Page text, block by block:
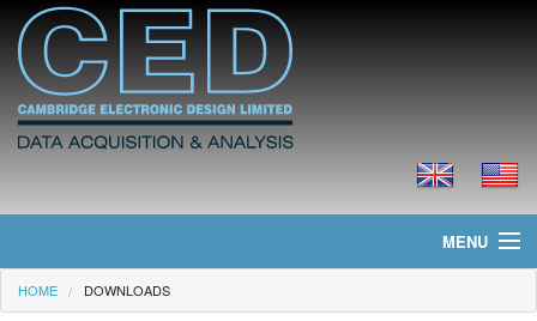
MENU
Home
HOME DOWNLOADS